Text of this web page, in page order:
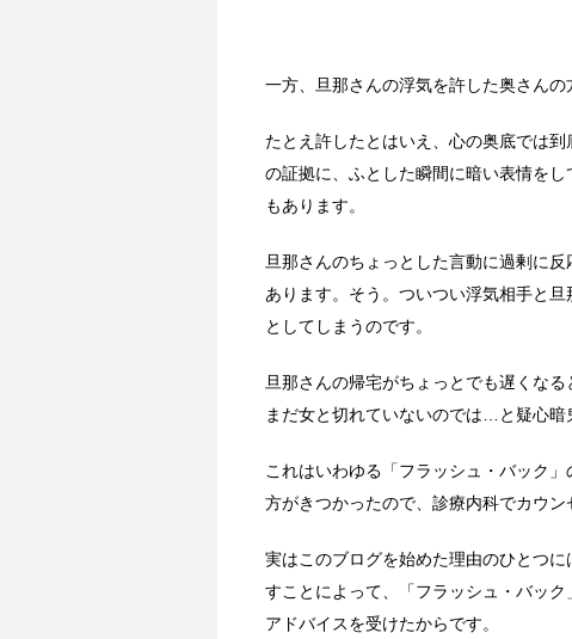
一方、旦那さんの浮気を許した奥さんの
たとえ許したとはいえ、心の奥底では
の証拠に、ふとした瞬間に暗い表情を
もあります。
旦那さんのちょっとした言動に過剰に
あります。そう。ついつい浮気相手と
としてしまうのです。
旦那さんの帰宅がちょっとでも遅くな
まだ女と切れていないのでは…と疑心暗
これはいわゆる「フラッシュ・バック
方がきつかったので、診療内科でカウン
実はこのブログを始めた理由のひとつ
すことによって、「フラッシュ・バッ
アドバイスを受けたからです。